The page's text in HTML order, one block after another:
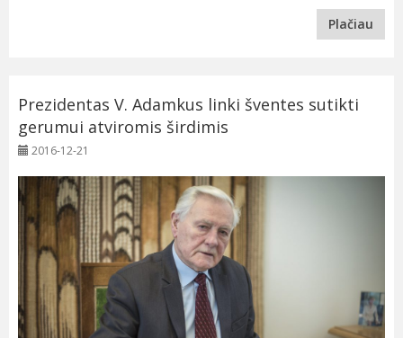
Plačiau
Prezidentas V. Adamkus linki šventes sutikti
gerumui atviromis širdimis
2016-12-21